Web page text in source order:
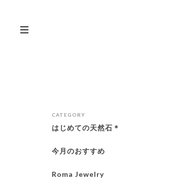
CATEGORY
はじめての天然石＊
今月のおすすめ
Roma Jewelry